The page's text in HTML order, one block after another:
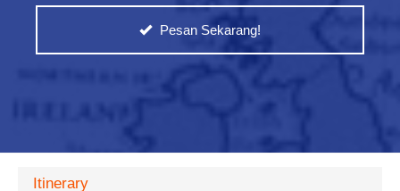
Pesan Sekarang!
Itinerary